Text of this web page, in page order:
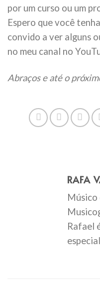
por um curso ou um
Espero que você
convido a ver alguns
no meu canal no
Abraços e até o
RAFA
Músico
Rafael